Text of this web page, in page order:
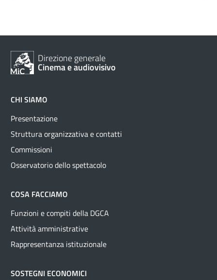
Direzione generale
Cinema e audiovisivo
CHI SIAMO
Presentazione
Struttura organizzativa e contatti
Commissioni
Osservatorio dello spettacolo
COSA FACCIAMO
Funzioni e compiti della DGCA
Attività amministrative
Rappresentanza istituzionale
SOSTEGNI ECONOMICI